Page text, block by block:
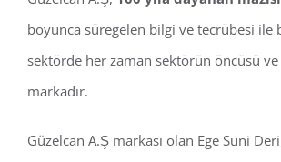
boyunca süregelen bilgi ve tecrübesi ile
sektörde her zaman sektörün öncüsü
markadır.
Güzelcan A.Ş markası olan Ege Suni